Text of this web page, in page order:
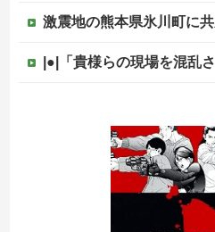
激震地の熊本県氷川町に共産党、社民党、立憲民
|●|「貴様らの現場を混乱させる方法に熊本県知事が激怒してんだよ」と報道特
【悲報】クマ駆除で町役場に抗議電
避難所に土足でズカズカと入ってきて勝手に動画や写真を撮影
被災者で湧き水が有難い